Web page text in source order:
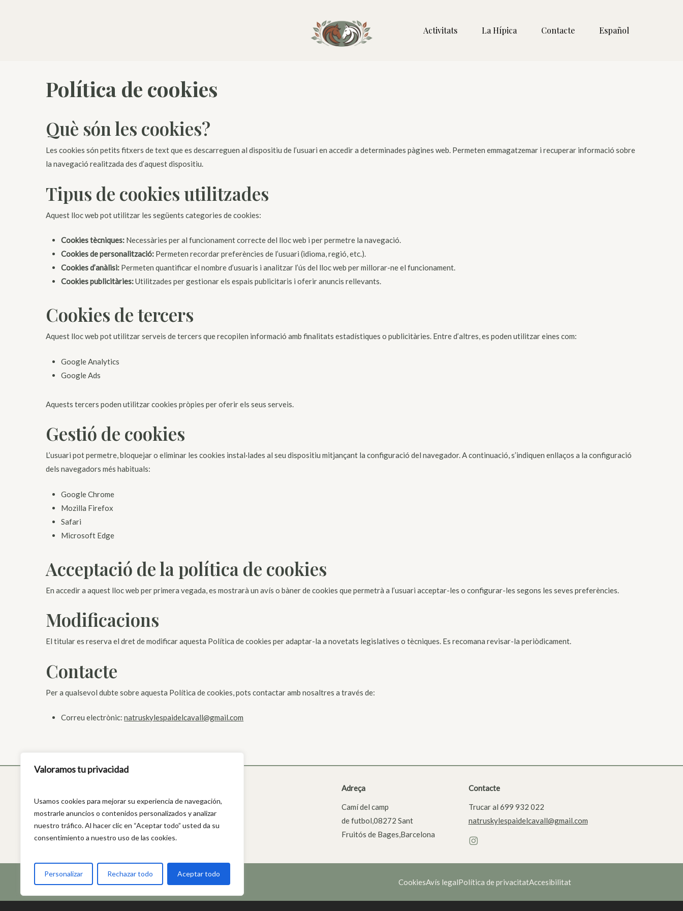
Valoramos tu privacidad
Usamos cookies para mejorar su experiencia de navegación,
mostrarle anuncios o contenidos personalizados y analizar
nuestro tráfico. Al hacer clic en “Aceptar todo” usted da su
consentimiento a nuestro uso de las cookies.
Personalizar Rechazar todo Aceptar todo
Activitats La Hípica Contacte Español
Política de cookies
Què són les cookies?
Les cookies són petits fitxers de text que es descarreguen al dispositiu de l’usuari en accedir a determinades pàgines web. Permeten emmagatzemar i recuperar informació sobre
la navegació realitzada des d’aquest dispositiu.
Tipus de cookies utilitzades
Aquest lloc web pot utilitzar les següents categories de cookies:
Cookies tècniques: Necessàries per al funcionament correcte del lloc web i per permetre la navegació.
Cookies de personalització: Permeten recordar preferències de l’usuari (idioma, regió, etc.).
Cookies d’anàlisi: Permeten quantificar el nombre d’usuaris i analitzar l’ús del lloc web per millorar-ne el funcionament.
Cookies publicitàries:Utilitzades per gestionar els espais publicitaris i oferir anuncis rellevants.
Cookies de tercers
Aquest lloc web pot utilitzar serveis de tercers que recopilen informació amb finalitats estadístiques o publicitàries. Entre d’altres, es poden utilitzar eines com:
Google Analytics
Google Ads
Aquests tercers poden utilitzar cookies pròpies per oferir els seus serveis.
Gestió de cookies
L’usuari pot permetre, bloquejar o eliminar les cookies instal·lades al seu dispositiu mitjançant la configuració del navegador. A continuació, s’indiquen enllaços a la configuració
dels navegadors més habituals:
Google Chrome
Mozilla Firefox
Safari
Microsoft Edge
Acceptació de la política de cookies
En accedir a aquest lloc web per primera vegada, es mostrarà un avís o bàner de cookies que permetrà a l’usuari acceptar-les o configurar-les segons les seves preferències.
Modificacions
El titular es reserva el dret de modificar aquesta Política de cookies per adaptar-la a novetats legislatives o tècniques. Es recomana revisar-la periòdicament.
Contacte
Per a qualsevol dubte sobre aquesta Política de cookies, pots contactar amb nosaltres a través de:
Correu electrònic:natruskylespaidelcavall@gmail.com
Adreça
Camí del camp
de futbol,08272 Sant
Fruitós de Bages,Barcelona
Contacte
Trucar al 699 932 022
natruskylespaidelcavall@gmail.com
CookiesAvís legalPolítica de privacitatAccesibilitat